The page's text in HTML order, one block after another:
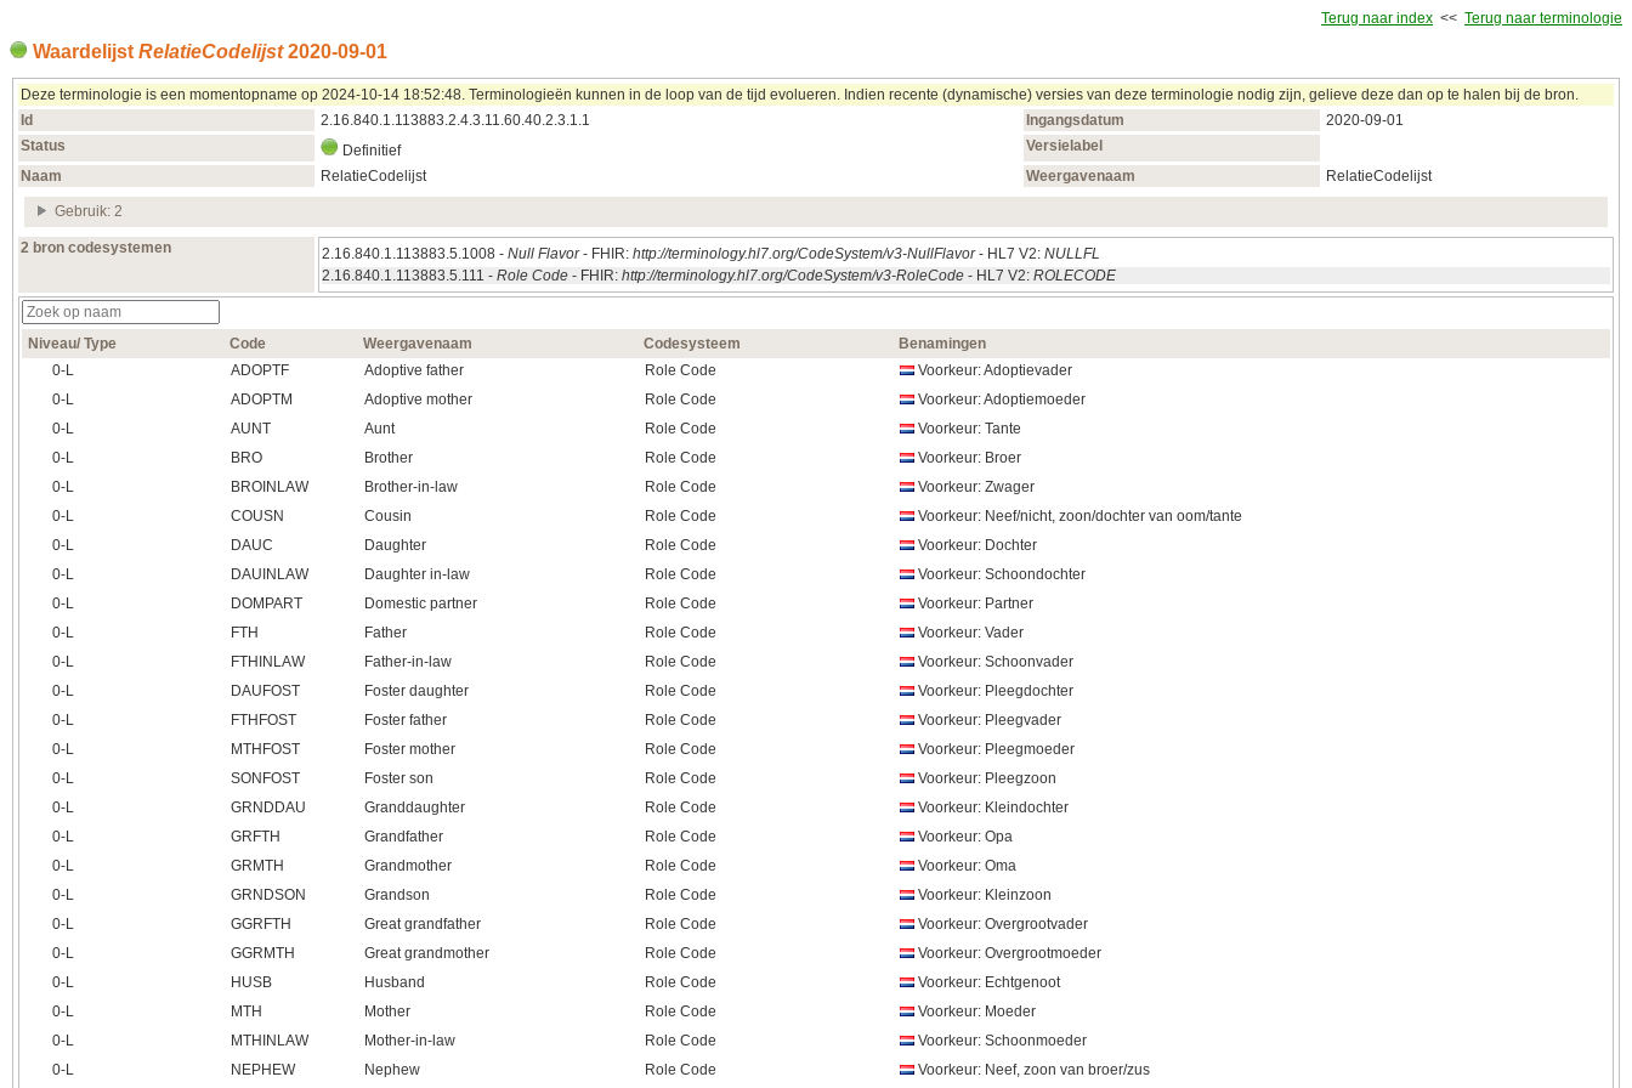
Terug naar index << Terug naar terminologie
Waardelijst RelatieCodelijst2020‑09‑01
Deze terminologie is een momentopname op 2024‑10‑14 18:52:48. Terminologieën kunnen in de loop van de tijd evolueren. Indien recente (dynamische) versies van deze terminologie nodig zijn, gelieve deze dan op te halen bij de bron.
Id
2.16.840.1.113883.2.4.3.11.60.40.2.3.1.1 Ingangsdatum
2020‑09‑01
Status
Definitief
Versielabel
Naam
RelatieCodelijst Weergavenaam RelatieCodelijst
Gebruik: 2
2 bron codesystemen 2.16.840.1.113883.5.1008 - Null Flavor- FHIR: http://terminology.hl7.org/CodeSystem/v3-NullFlavor- HL7 V2: NULLFL
2.16.840.1.113883.5.111 - Role Code - FHIR: http://terminology.hl7.org/CodeSystem/v3-RoleCode - HL7 V2: ROLECODE
Niveau/ Type Code Weergavenaam Codesysteem
Benamingen
0‑L
ADOPTF Adoptive father Role Code
Voorkeur: Adoptievader
0‑L
ADOPTM Adoptive mother Role Code
Voorkeur: Adoptiemoeder
0‑L
AUNT Aunt Role Code
Voorkeur: Tante
0‑L
BRO Brother Role Code
Voorkeur: Broer
0‑L
BROINLAW Brother-in-law Role Code
Voorkeur: Zwager
0‑L
COUSN Cousin Role Code
Voorkeur: Neef/nicht, zoon/dochter van oom/tante
0‑L
DAUC Daughter Role Code
Voorkeur: Dochter
0‑L
DAUINLAW Daughter in-law Role Code
Voorkeur: Schoondochter
0‑L
DOMPART Domestic partner Role Code
Voorkeur: Partner
0‑L
FTH Father Role Code
Voorkeur: Vader
0‑L
FTHINLAW Father-in-law Role Code
Voorkeur: Schoonvader
0‑L
DAUFOST Foster daughter Role Code
Voorkeur: Pleegdochter
0‑L
FTHFOST Foster father Role Code
Voorkeur: Pleegvader
0‑L
MTHFOST Foster mother Role Code
Voorkeur: Pleegmoeder
0‑L
SONFOST Foster son Role Code
Voorkeur: Pleegzoon
0‑L
GRNDDAU Granddaughter Role Code
Voorkeur: Kleindochter
0‑L
GRFTH Grandfather Role Code
Voorkeur: Opa
0‑L
GRMTH Grandmother Role Code
Voorkeur: Oma
0‑L
GRNDSON Grandson Role Code
Voorkeur: Kleinzoon
0‑L
GGRFTH Great grandfather Role Code
Voorkeur: Overgrootvader
0‑L
GGRMTH Great grandmother Role Code
Voorkeur: Overgrootmoeder
0‑L
HUSB Husband Role Code
Voorkeur: Echtgenoot
0‑L
MTH Mother Role Code
Voorkeur: Moeder
0‑L
MTHINLAW Mother-in-law Role Code
Voorkeur: Schoonmoeder
0‑L
NEPHEW Nephew Role Code Voorkeur: Neef, zoon van broer/zus